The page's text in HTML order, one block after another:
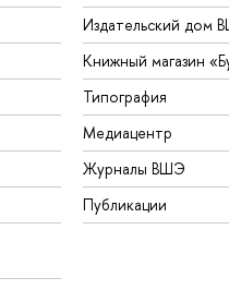
Издательский дом
Книжный магазин
Типография
Медиацентр
Журналы ВШЭ
Публикации